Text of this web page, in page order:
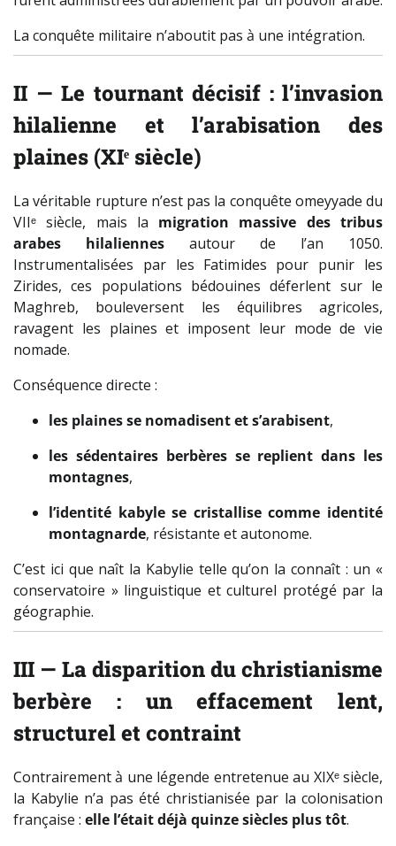
La conquête militaire n’aboutit pas à une intégration.
II — Le tournant décisif : l’invasion
hilalienne et l’arabisation des
plaines (XIᵉ siècle)
La véritable rupture n’est pas la conquête omeyyade du
VIIᵉ siècle, mais la migration massive des tribus
arabes hilaliennes autour de l’an 1050.
Instrumentalisées par les Fatimides pour punir les
Zirides, ces populations bédouines déferlent sur le
Maghreb, bouleversent les équilibres agricoles,
ravagent les plaines et imposent leur mode de vie
nomade.
Conséquence directe :
les plaines se nomadisent et s’arabisent,
les sédentaires berbères se replient dans les
montagnes,
l’identité kabyle se cristallise comme identité
montagnarde, résistante et autonome.
C’est ici que naît la Kabylie telle qu’on la connaît : un «
conservatoire » linguistique et culturel protégé par la
géographie.
III — La disparition du christianisme
berbère : un effacement lent,
structurel et contraint
Contrairement à une légende entretenue au XIXᵉ siècle,
la Kabylie n’a pas été christianisée par la colonisation
française : elle l’était déjà quinze siècles plus tôt.